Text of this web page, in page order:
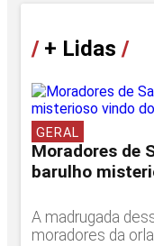
/+ Lidas /
GERAL
Moradores de
barulho
A madrugada
moradores da